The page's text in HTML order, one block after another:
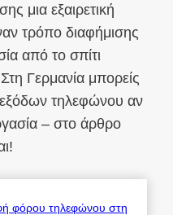
μια εξαιρετική
τρόπο διαφήμισης
από το σπίτι
Γερμανία μπορείς
τηλεφώνου αν
– στο άρθρο
φόρου τηλεφώνου στη